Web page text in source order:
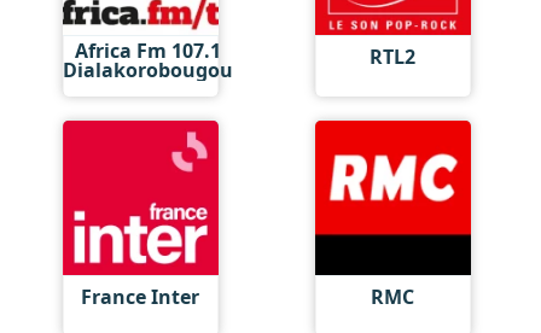
Africa Fm 107.1
Dialakorobougou RTL2
France Inter RMC